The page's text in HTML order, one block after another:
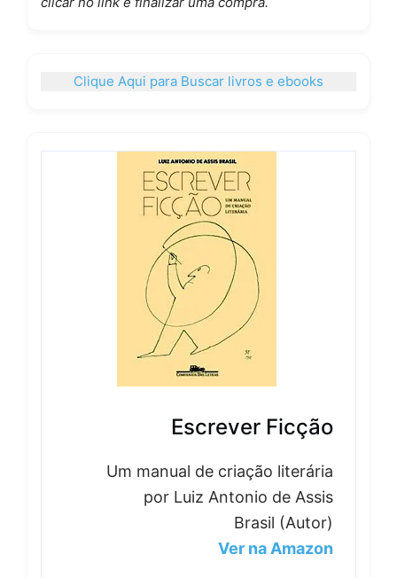
Clique Aqui para Buscar livros e ebooks
Escrever Ficção
Um manual de criação literária
por Luiz Antonio de Assis
Brasil (Autor)
Ver na Amazon